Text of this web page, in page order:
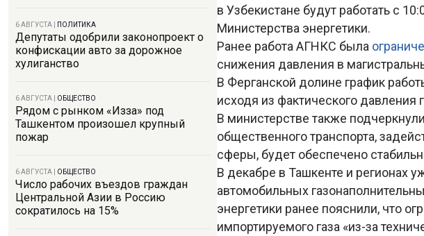
6 АВГУСТА ПОЛИТИКА
Депутаты одобрили законопроект о
конфискации авто за дорожное
хулиганство
6 АВГУСТА ОБЩЕСТВО
Рядом с рынком «Изза» под
Ташкентом произошел крупный
пожар
6 АВГУСТА ОБЩЕСТВО
Число рабочих въездов граждан
Центральной Азии в Россию
сократилось на 15%
в Узбекистане будут работать с
Министерства энергетики.
Ранее работа АГНКС была
снижения давления в
В Ферганской долине график
исходя из фактического давления
В министерстве также
общественного транспорта,
сферы, будет обеспечено
В декабре в Ташкенте и регионах
автомобильных
энергетики ранее пояснили, что
импортируемого газа «из-за